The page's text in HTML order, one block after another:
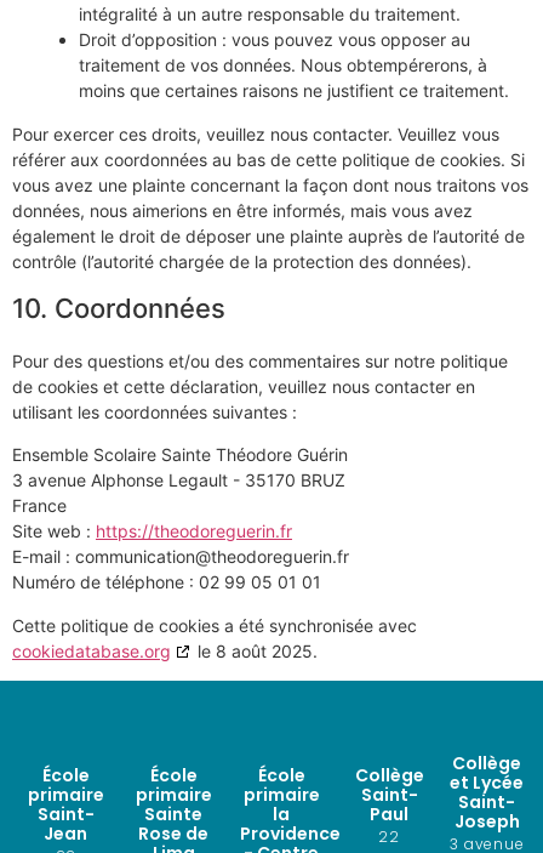
intégralité à un autre responsable du traitement.
Droit d’opposition : vous pouvez vous opposer au
traitement de vos données. Nous obtempérerons, à
moins que certaines raisons ne justifient ce traitement.
Pour exercer ces droits, veuillez nous contacter. Veuillez vous
référer aux coordonnées au bas de cette politique de cookies. Si
vous avez une plainte concernant la façon dont nous traitons vos
données, nous aimerions en être informés, mais vous avez
également le droit de déposer une plainte auprès de l’autorité de
contrôle (l’autorité chargée de la protection des données).
10. Coordonnées
Pour des questions et/ou des commentaires sur notre politique
de cookies et cette déclaration, veuillez nous contacter en
utilisant les coordonnées suivantes :
Ensemble Scolaire Sainte Théodore Guérin
3 avenue Alphonse Legault - 35170 BRUZ
France
Site web : https://theodoreguerin.fr
E-mail : communication@theodoreguerin.fr
Numéro de téléphone : 02 99 05 01 01
Cette politique de cookies a été synchronisée avec
cookiedatabase.org
le 8 août 2025.
École
primaire
Saint-
Jean
École
primaire
Sainte
Rose de
École
primaire
la
Providence
Collège
Saint-
Paul
22
Collège
et Lycée
Saint-
Joseph
3 avenue